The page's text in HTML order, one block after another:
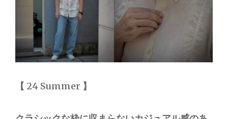
【 24 Summer 】